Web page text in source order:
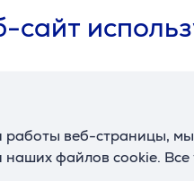
сайт
веб-страницы, мы
наших файлов cookie. Все
студийного
в помещении